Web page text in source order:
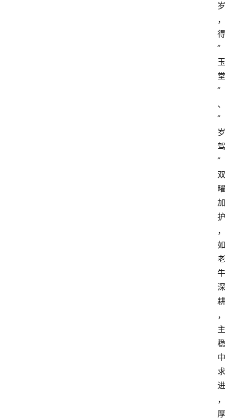
岁
，
得
”
玉
堂
”
、
”
岁
驾
”
双
曜
加
护
，
如
老
牛
深
耕
，
主
稳
中
求
进
，
厚